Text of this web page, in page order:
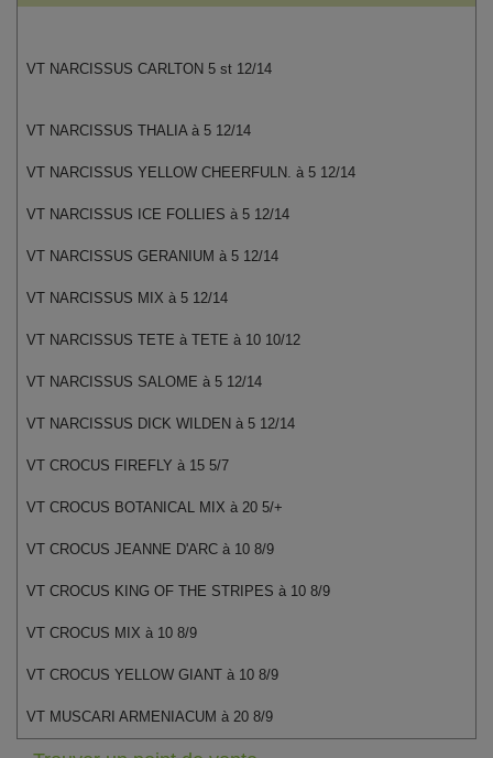
VT NARCISSUS CARLTON 5 st 12/14
VT NARCISSUS THALIA à 5 12/14
VT NARCISSUS YELLOW CHEERFULN. à 5 12/14
VT NARCISSUS ICE FOLLIES à 5 12/14
VT NARCISSUS GERANIUM à 5 12/14
VT NARCISSUS MIX à 5 12/14
VT NARCISSUS TETE à TETE à 10 10/12
VT NARCISSUS SALOME à 5 12/14
VT NARCISSUS DICK WILDEN à 5 12/14
VT CROCUS FIREFLY à 15 5/7
VT CROCUS BOTANICAL MIX à 20 5/+
VT CROCUS JEANNE D'ARC à 10 8/9
VT CROCUS KING OF THE STRIPES à 10 8/9
VT CROCUS MIX à 10 8/9
VT CROCUS YELLOW GIANT à 10 8/9
VT MUSCARI ARMENIACUM à 20 8/9